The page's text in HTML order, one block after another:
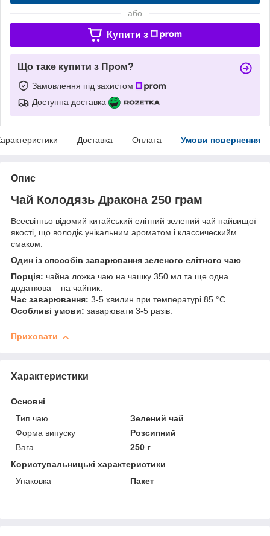
або
Купити з
Що таке купити з Пром?
Замовлення під захистом
Доступна доставка
Доставка Оплата Умови повернення
Опис
Чай Колодязь Дракона 250 грам
Всесвітньо відомий китайський елітний зелений чай найвищої
якості, що володіє унікальним ароматом і классическийм
смаком.
Один із способів заварювання зеленого елітного чаю
Порція: чайна ложка чаю на чашку 350 мл та ще одна
додаткова – на чайник.
Час заварювання: 3-5 хвилин при температурі 85 °C.
Особливі умови: заварювати 3-5 разів.
Приховати
Характеристики
Основні
Тип чаю
Зелений чай
Форма випуску
Розсипний
Вага
250 г
Користувальницькі характеристики
Упаковка
Пакет